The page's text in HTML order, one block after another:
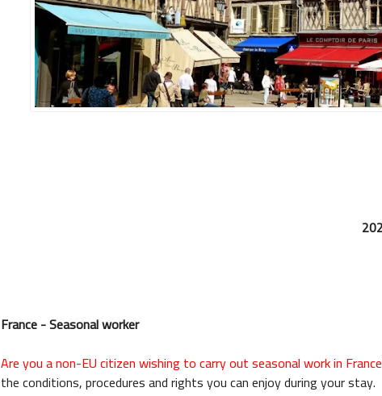
France - Seasonal worker
Are you a non-EU citizen wishing to carry out seasonal work in France
the conditions, procedures and rights you can enjoy during your stay.